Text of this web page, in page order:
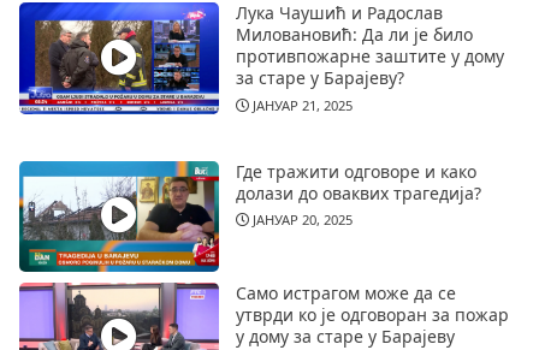
Лука Чаушић и Радослав
Миловановић: Да ли је било
противпожарне заштите у дому
за старе у Барајеву?
ЈАНУАР 21, 2025
Где тражити одговоре и како
долази до оваквих трагедија?
ЈАНУАР 20, 2025
Само истрагом може да се
утврди ко је одговоран за пожар
у дому за старе у Барајеву